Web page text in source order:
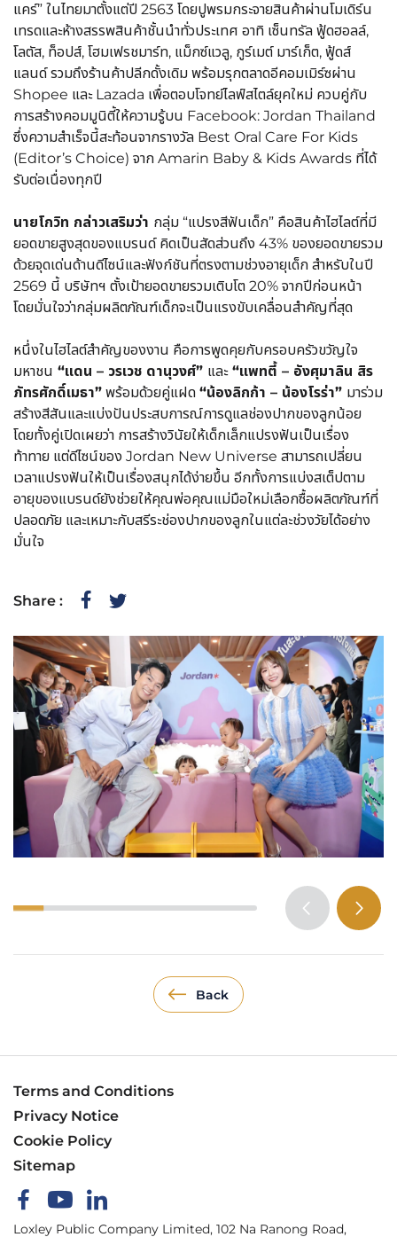
แคร์” ในไทยมาตั้งแต่ปี 2563 โดยปูพรมกระจายสินค้าผ่านโมเดิร์น
เทรดและห้างสรรพสินค้าชั้นนำทั่วประเทศ อาทิ เซ็นทรัล ฟู้ดฮอลล์,
โลตัส, ท็อปส์, โฮมเฟรชมาร์ท, แม็กซ์แวลู, กูร์เมต์ มาร์เก็ต, ฟู้ดส์
แลนด์ รวมถึงร้านค้าปลีกดั้งเดิม พร้อมรุกตลาดอีคอมเมิร์ซผ่าน
Shopee และ Lazada เพื่อตอบโจทย์ไลฟ์สไตล์ยุคใหม่ ควบคู่กับ
การสร้างคอมมูนิตี้ให้ความรู้บน Facebook: Jordan Thailand
ซึ่งความสำเร็จนี้สะท้อนจากรางวัล Best Oral Care For Kids
(Editor’s Choice) จาก Amarin Baby & Kids Awards ที่ได้
รับต่อเนื่องทุกปี
นายโกวิท กล่าวเสริมว่า กลุ่ม “แปรงสีฟันเด็ก” คือสินค้าไฮไลต์ที่มี
ยอดขายสูงสุดของแบรนด์ คิดเป็นสัดส่วนถึง 43% ของยอดขายรวม
ด้วยจุดเด่นด้านดีไซน์และฟังก์ชันที่ตรงตามช่วงอายุเด็ก สำหรับในปี
2569 นี้ บริษัทฯ ตั้งเป้ายอดขายรวมเติบโต 20% จากปีก่อนหน้า
โดยมั่นใจว่ากลุ่มผลิตภัณฑ์เด็กจะเป็นแรงขับเคลื่อนสำคัญที่สุด
หนึ่งในไฮไลต์สำคัญของงาน คือการพูดคุยกับครอบครัวขวัญใจ
มหาชน “แดน – วรเวช ดานุวงศ์” และ“แพทตี้ – อังศุมาลิน สิร
ภัทรศักดิ์เมธา” พร้อมด้วยคู่แฝด “น้องลิกก้า – น้องโรร่า” มาร่วม
สร้างสีสันและแบ่งปันประสบการณ์การดูแลช่องปากของลูกน้อย
โดยทั้งคู่เปิดเผยว่า การสร้างวินัยให้เด็กเล็กแปรงฟันเป็นเรื่อง
ท้าทาย แต่ดีไซน์ของ Jordan New Universe สามารถเปลี่ยน
เวลาแปรงฟันให้เป็นเรื่องสนุกได้ง่ายขึ้น อีกทั้งการแบ่งสเต็ปตาม
อายุของแบรนด์ยังช่วยให้คุณพ่อคุณแม่มือใหม่เลือกซื้อผลิตภัณฑ์ที่
ปลอดภัย และเหมาะกับสรีระช่องปากของลูกในแต่ละช่วงวัยได้อย่าง
มั่นใจ
Share :
Back
Terms and Conditions
Privacy Notice
Cookie Policy
Sitemap
Loxley Public Company Limited, 102 Na Ranong Road,